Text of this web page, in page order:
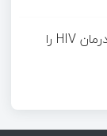
قرص آزمایشی که می‌تواند درمان HIV را